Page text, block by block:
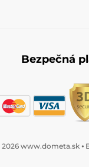
Bezpečná
www.dometa.sk ⦁